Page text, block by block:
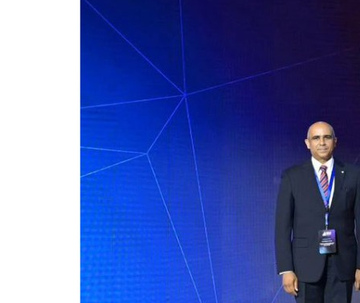
للحصول على البريد الالكترونى للطالب
التدريب الميداني
نادى الطلاب المتفوقين
الدراسات العليا والبحوث والعلاقات الثقافية
عن قطاع الدراسات العليا والبحوث
إدارة العلاقات الثقافية
المصاريف الدراسية لطلاب الدراسات العليا
البرامج الدراسية
الدكتوراة
برنامج الماجستير
برنامج الماجستير المهنى
ماجستير الأدارة المستدامة للأراضى
لوائح برامج الدراسات العليا
(الأوراق المطلوبة للتسجيل (ماجستير/ دكتوراه
التقدم للدراسات العليا إلكترونيا